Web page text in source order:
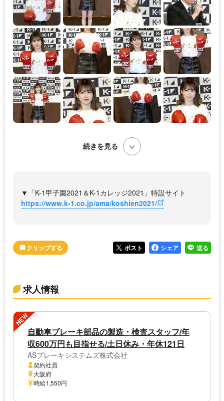
続きを見る
▼「K-1甲子園2021＆K-1カレッジ2021」特設サイト
https://www.k-1.co.jp/ama/koshien2021/
ポスト シェア 送る
求人情報
NEW
自動車ブレーキ部品の製造・検査スタッフ/年
収600万円も目指せる/土日休み・年休121日
ASブレーキシステムズ株式会社
契約社員
大阪府
時給1,550円